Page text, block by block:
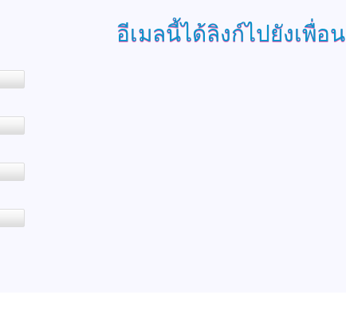
อีเมลนี้ได้ลิงก์ไปยังเพื่อน